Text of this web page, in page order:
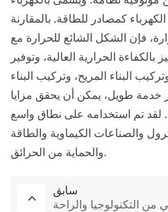
كمصادر للطاقة. بالمقارنة
فإن الشكل الشائع للحرارة مع
بالكفاءة الحرارية العالية، وتوفير
البناء المريح، وتركيب البناء
خدمة طويل، يمكن أن يحقق مزايا
لقد تم استخدامه على نطاق واسع
والصناعات الكيماوية والطاقة
والحماية من الحرائق.
سابق
من التكنولوجيا والراحة